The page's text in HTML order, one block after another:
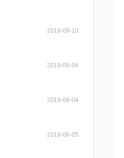
2019-08-10
2019-08-06
2019-08-04
2019-08-05